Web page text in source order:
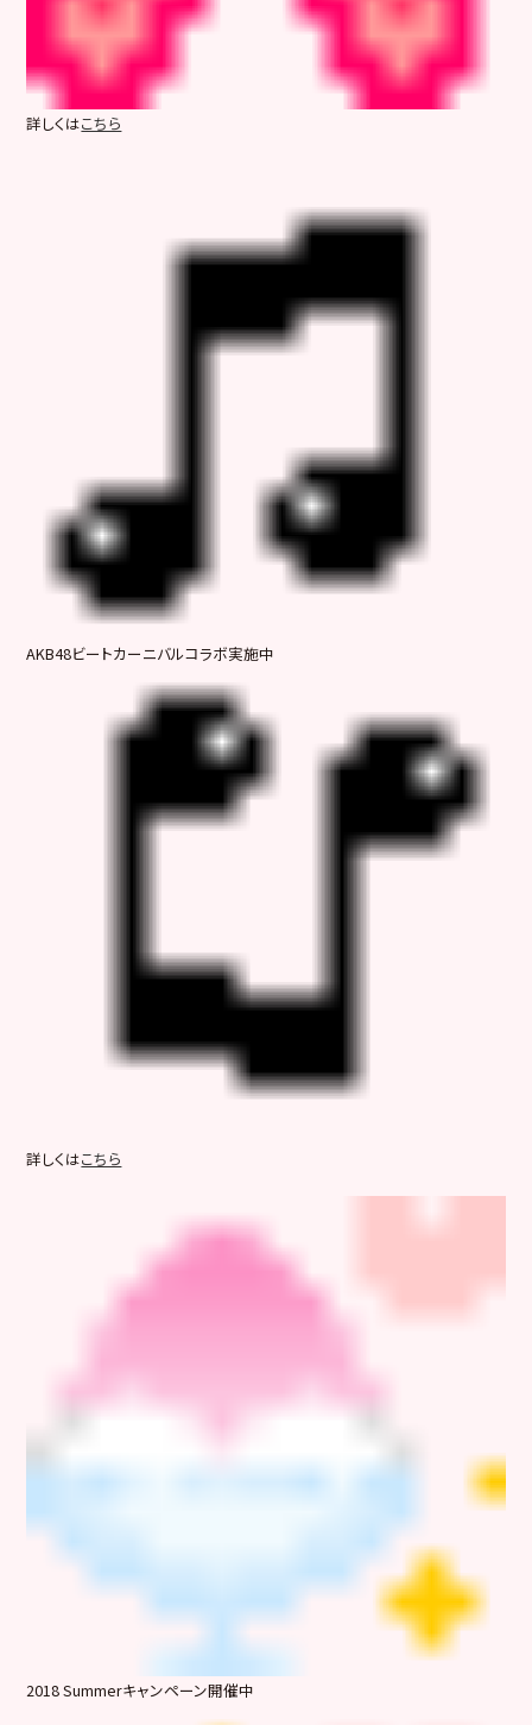
詳しくはこちら
AKB48ビートカーニバルコラボ実施中
詳しくはこちら
2018 Summerキャンペーン開催中